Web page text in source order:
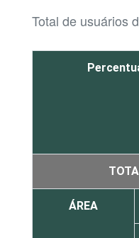
Total de usuários
ÁREA